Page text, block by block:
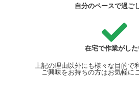
自分のペースで過ご
在宅で作業がし
上記の理由以外にも様々な目的で
ご興味をお持ちの方はお気軽に